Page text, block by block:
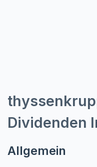
Dividenden
Allgemein